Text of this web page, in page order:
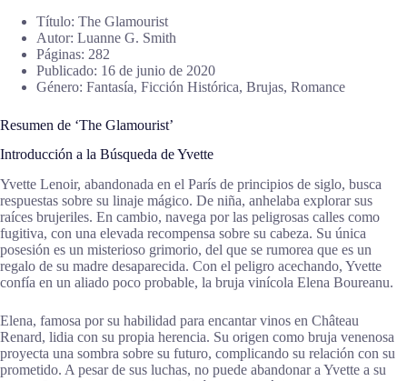
Título: The Glamourist
Autor: Luanne G. Smith
Páginas: 282
Publicado: 16 de junio de 2020
Género: Fantasía, Ficción Histórica, Brujas, Romance
Resumen de ‘The Glamourist’
Introducción a la Búsqueda de Yvette
Yvette Lenoir, abandonada en el París de principios de siglo, busca
respuestas sobre su linaje mágico. De niña, anhelaba explorar sus
raíces brujeriles. En cambio, navega por las peligrosas calles como
fugitiva, con una elevada recompensa sobre su cabeza. Su única
posesión es un misterioso grimorio, del que se rumorea que es un
regalo de su madre desaparecida. Con el peligro acechando, Yvette
confía en un aliado poco probable, la bruja vinícola Elena Boureanu.
Elena, famosa por su habilidad para encantar vinos en Château
Renard, lidia con su propia herencia. Su origen como bruja venenosa
proyecta una sombra sobre su futuro, complicando su relación con su
prometido. A pesar de sus luchas, no puede abandonar a Yvette a su